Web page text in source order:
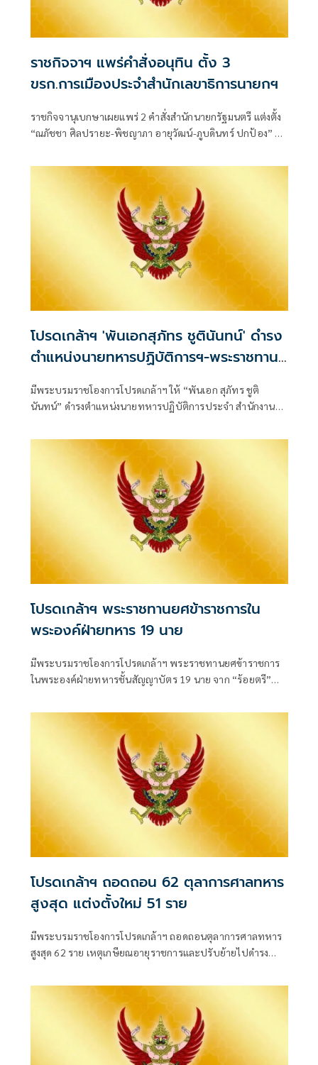
ราชกิจจาฯ แพร่คำสั่งอนุทิน ตั้ง 3
ขรก.การเมืองประจำสำนักเลขาธิการนายกฯ
ราชกิจจานุเบกษาเผยแพร่ 2 คำสั่งสำนักนายกรัฐมนตรี แต่งตั้ง
“ณภัชชา ศิลปรายะ-พิชญาภา อายุวัฒน์-ภูบดินทร์ ปกป้อง” นั่ง
รัฐมนตรี มีผลตั้งแต่ 27 ก
โปรดเกล้าฯ 'พันเอกสุภัทร ชูตินันทน์' ดำรง
ตำแหน่งนายทหารปฏิบัติการฯ-พระราชทาน
มีพระบรมราชโองการโปรดเกล้าฯ ให้ “พันเอก สุภัทร ชูติ
นันทน์” ดำรงตำแหน่งนายทหารปฏิบัติการประจำ สำนักงาน
โปรดเกล้าฯ พระราชทานยศข้าราชการใน
พระองค์ฝ่ายทหาร 19 นาย
มีพระบรมราชโองการโปรดเกล้าฯ พระราชทานยศข้าราชการ
ในพระองค์ฝ่ายทหารชั้นสัญญาบัตร 19 นาย จาก “ร้อยตรี”
โปรดเกล้าฯ ถอดถอน 62 ตุลาการศาลทหาร
สูงสุด แต่งตั้งใหม่ 51 ราย
มีพระบรมราชโองการโปรดเกล้าฯ ถอดถอนตุลาการศาลทหาร
สูงสุด 62 ราย เหตุเกษียณอายุราชการและปรับย้ายไปดำรง
แทน 51 ราย